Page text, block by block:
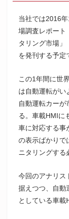
当社では2016
場調査レポー
タリング市場」
を発刊する予定
この1年間に世
は自動運転がい
自動運転カーが
る。車載HMIに
車に対応する事
の表示ばかりで
ニタリングする
今回のアナリス
据えつつ、自動
としている車載